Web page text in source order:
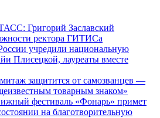
Григорий Заславский
ректора ГИТИСа
учредили национальную
Плисецкой, лауреаты вместе
защитится от самозванцев —
товарным знаком»
фестиваль «Фонарь» примет
на благотворительную